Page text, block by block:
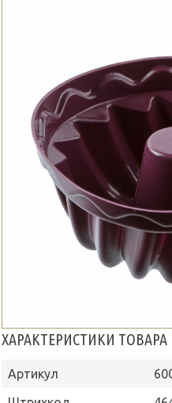
ХАРАКТЕРИСТИКИ ТОВАРА
Артикул